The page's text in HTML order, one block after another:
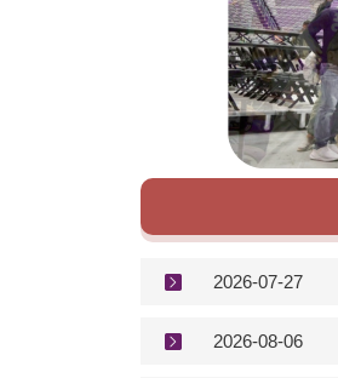
2026-07-27
2026-08-06